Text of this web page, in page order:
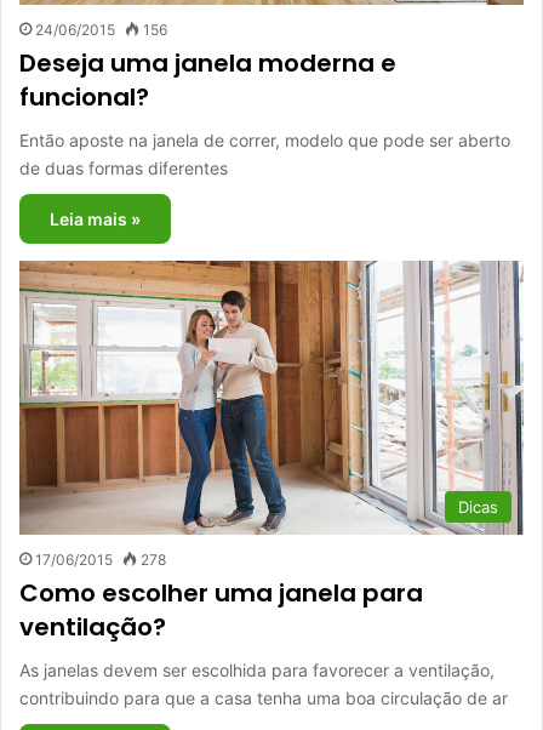
24/06/2015 156
Deseja uma janela moderna e
funcional?
Então aposte na janela de correr, modelo que pode ser aberto
de duas formas diferentes
Leia mais »
Dicas
17/06/2015 278
Como escolher uma janela para
ventilação?
As janelas devem ser escolhida para favorecer a ventilação,
contribuindo para que a casa tenha uma boa circulação de ar